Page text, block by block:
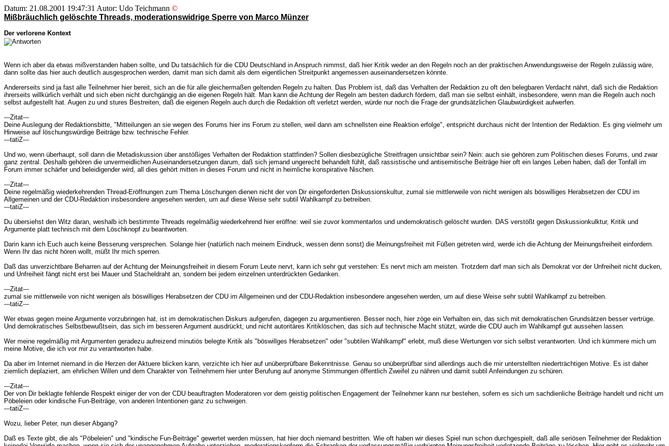
Datum: 21.08.2001 19:47:31 Autor: Udo Teichmann ©
Mißbräuchlich gelöschte Threads, moderationswidrige Sperre von Marco Münzer
Der verlorene Kontext
Wenn ich aber da etwas mißverstanden haben sollte, und Du tatsächlich für die CDU Deutschland in Anspruch nimmst, daß hier Kritik weder an den Regeln noch an der praktischen Anwendungsweise der Regeln zulässig wäre,
dann sollte das hier auch deutlich ausgesprochen werden, damit man sich damit als dem eigentlichen Streitpunkt angemessen auseinandersetzen könnte.
Andererseits sind ja fast alle Teilnehmer hier bereit, sich an die für alle gleichermaßen geltenden Regeln zu halten. Das Problem ist, daß das Verhalten der Redaktion zu oft den belegbaren Verdacht nährt, daß sich die Redaktion
ihrerseits willkürlich verhält und sich eben nicht durchgängig an die eigenen Regeln hält. Man kann die Achtung der Regeln am besten dadurch fördern, daß man sie selbst einhält, insbesondere, wenn man die Regeln auch noch
selbst aufgestellt hat. Augen zu und stures Bestreiten, daß die eigenen Regeln auch durch die Redaktion oft verletzt werden, würde nur noch die Frage der grundsätzlichen Glaubwürdigkeit aufwerfen.
---Zitat---
Deine Auslegung der Redaktionsbitte, "Mitteilungen an sie wegen des Forums hier ins Forum zu stellen, weil dann am schnellsten eine Reaktion erfolge", entspricht durchaus nicht der Intention der Redaktion. Es ging vielmehr um
Hinweise auf löschungswürdige Beiträge bzw. technische Fehler.
---tatiZ---
Und wo, wenn überhaupt, soll dann die Metadiskussion über anstößiges Verhalten der Redaktion stattfinden? Sollen diesbezügliche Streitfragen unsichtbar sein? Nein: auch sie gehören zum Politischen dieses Forums, und zwar
ganz zentral. Deshalb gehören die unvermeidlichen Auseinandersetzungen darum, daß sich jemand ungerecht behandelt fühlt, daß rassistische und antisemitische Beiträge hier oft ein langes Leben haben, daß der Tonfall im
Forum immer schärfer und beleidigender wird, all dies gehört mitten in dieses Forum und nicht in heimliche konspirative Nischen.
---Zitat---
Deine regelmäßig wiederkehrenden Thread-Eröffnungen zum Thema Löschungen dienen nicht der von Dir eingeforderten Diskussionskultur, zumal sie mittlerweile von nicht wenigen als böswilliges Herabsetzen der CDU im
Allgemeinen und der CDU-Redaktion insbesondere angesehen werden, um auf diese Weise sehr subtil Wahlkampf zu betreiben.
---tatiZ---
Du übersiehst den Witz daran, weshalb ich bestimmte Threads regelmäßig wiederkehrend hier eröffne: weil sie zuvor kommentarlos und undemokratisch gelöscht wurden. DAS verstößt gegen Diskussionkulktur, Kritik und
Argumente platt technisch mit dem Löschknopf zu beantworten.
Darin kann ich Euch auch keine Besserung versprechen. Solange hier (natürlich nach meinem Eindruck, wessen denn sonst) die Meinungsfreiheit mit Füßen getreten wird, werde ich die Achtung der Meinungsfreiheit einfordern.
Wenn Ihr das nicht hören wollt, müßt Ihr mich sperren.
Daß das unverzichtbare Beharren auf der Achtung der Meinungsfreiheit in diesem Forum Leute nervt, kann ich sehr gut verstehen: Es nervt mich am meisten. Trotzdem darf man sich als Demokrat vor der Unfreiheit nicht ducken,
und Unfreiheit fängt nicht erst bei Mauer und Stacheldraht an, sondern bei jedem einzelnen unterdrückten Gedanken.
---Zitat---
zumal sie mittlerweile von nicht wenigen als böswilliges Herabsetzen der CDU im Allgemeinen und der CDU-Redaktion insbesondere angesehen werden, um auf diese Weise sehr subtil Wahlkampf zu betreiben.
---tatiZ---
Wer etwas gegen meine Argumente vorzubringen hat, ist im demokratischen Diskurs aufgerufen, dagegen zu argumentieren. Besser noch, hier zöge ein Verhalten ein, das sich mit demokratischen Grundsätzen besser vertrüge.
Und demokratisches Selbstbewußtsein, das sich im besseren Argument ausdrückt, und nicht autoritäres Kritiklöschen, das sich auf technische Macht stützt, würde die CDU auch im Wahlkampf gut aussehen lassen.
Wer meine regelmäßig mit Argumenten geradezu aufreizend minutiös belegte Kritik als "böswillges Herabsetzen" oder "subtilen Wahlkampf" erlebt, muß diese Wertungen vor sich selbst verantworten. Und ich kümmere mich um
meine Motive, die ich vor mir zu verantworten habe.
Da aber im Internet niemand in die Herzen der Aktuere blicken kann, verzichte ich hier auf unüberprüfbare Bekenntnisse. Genau so unüberprüfbar sind allerdings auch die mir unterstellten niederträchtigen Motive. Es ist daher
ziemlich deplaziert, am ehrlichen Willen und dem Charakter von Teilnehmern hier unter Berufung auf anonyme Stimmungen öffentlich Zweifel zu nähren und damit subtil Anfeindungen zu schüren.
---Zitat---
Der von Dir beklagte fehlende Respekt einiger der von der CDU beauftragten Moderatoren vor dem geistig politischen Engagement der Teilnehmer kann nur bestehen, sofern es sich um sachdienliche Beiträge handelt und nicht um
Pöbeleien oder kindische Fun-Beiträge, von anderen Intentionen ganz zu schweigen.
---tatiZ---
Wozu, lieber Peter, nun dieser Abgang?
Daß es Texte gibt, die als "Pöbeleien" und "kindische Fun-Beiträge" gewertet werden müssen, hat hier doch niemand bestritten. Wie oft haben wir dieses Spiel nun schon durchgespielt, daß alle seriösen Teilnehmer der Redaktion